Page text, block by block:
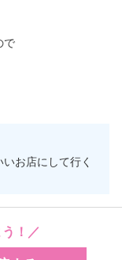
で
お店にして行く
！／